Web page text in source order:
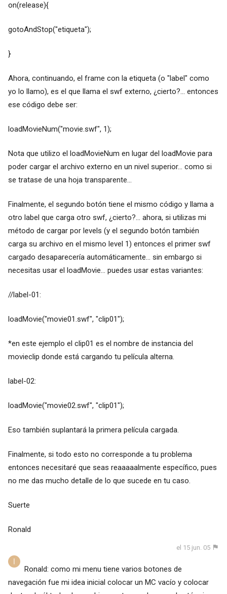
on(release){
gotoAndStop("etiqueta");
}
Ahora, continuando, el frame con la etiqueta (o "label" como
yo lo llamo), es el que llama el swf externo, ¿cierto?... entonces
ese código debe ser:
loadMovieNum("movie.swf", 1);
Nota que utilizo el loadMovieNum en lugar del loadMovie para
poder cargar el archivo externo en un nivel superior... como si
se tratase de una hoja transparente...
Finalmente, el segundo botón tiene el mismo código y llama a
otro label que carga otro swf, ¿cierto?... ahora, si utilizas mi
método de cargar por levels (y el segundo botón también
carga su archivo en el mismo level 1) entonces el primer swf
cargado desaparecería automáticamente... sin embargo si
necesitas usar el loadMovie... puedes usar estas variantes:
//label-01:
loadMovie("movie01.swf", "clip01");
*en este ejemplo el clip01 es el nombre de instancia del
movieclip donde está cargando tu película alterna.
label-02:
loadMovie("movie02.swf", "clip01");
Eso también suplantará la primera película cargada.
Finalmente, si todo esto no corresponde a tu problema
entonces necesitaré que seas reaaaaalmente específico, pues
no me das mucho detalle de lo que sucede en tu caso.
Suerte
Ronald
el 15 jun. 05
Ronald: como mi menu tiene varios botones de
navegación fue mi idea inicial colocar un MC vacío y colocar